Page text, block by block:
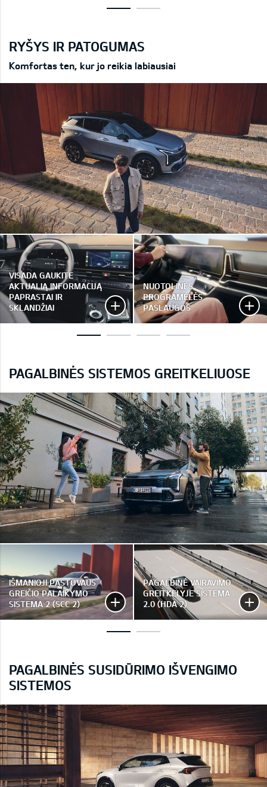
RYŠYS IR PATOGUMAS
Komfortas ten, kur jo reikia labiausiai
VISADA GAUKITE
AKTUALIĄ INFORMACIJĄ
PAPRASTAI IR
SKLANDŽIAI
NUOTOLINĖS
PROGRAMĖLĖS
PASLAUGOS
PAGALBINĖS SISTEMOS GREITKELIUOSE
IŠMANIOJI PASTOVAUS
GREIČIO PALAIKYMO
SISTEMA 2 (SCC 2)
PAGALBINĖ VAIRAVIMO
GREITKELYJE SISTEMA
2.0 (HDA 2)
PAGALBINĖS SUSIDŪRIMO IŠVENGIMO
SISTEMOS